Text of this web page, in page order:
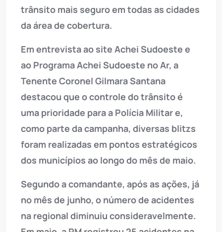
trânsito mais seguro em todas as cidades
da área de cobertura.
Em entrevista ao site Achei Sudoeste e
ao Programa Achei Sudoeste no Ar, a
Tenente Coronel Gilmara Santana
destacou que o controle do trânsito é
uma prioridade para a Polícia Militar e,
como parte da campanha, diversas blitzs
foram realizadas em pontos estratégicos
dos municípios ao longo do mês de maio.
Segundo a comandante, após as ações, já
no mês de junho, o número de acidentes
na regional diminuiu consideravelmente.